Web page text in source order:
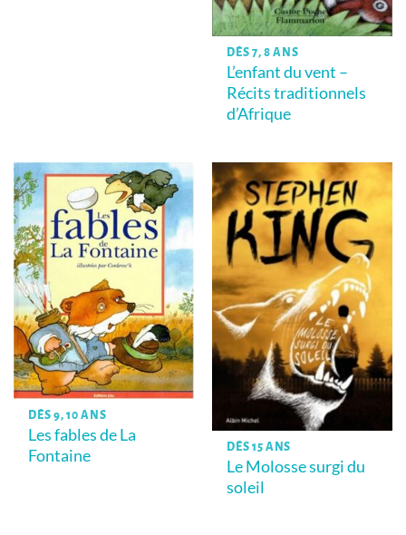
DÈS 7, 8 ANS
L’enfant du vent –
Récits traditionnels
d’Afrique
DÈS 9, 10 ANS
Les fables de La
Fontaine
DÈS 15 ANS
Le Molosse surgi du
soleil